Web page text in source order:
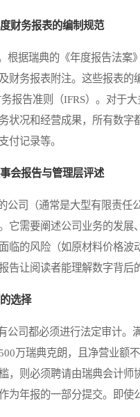
财务报表的编制规范
据瑞典的《年度报告法案
财务报表附注。这些报表
报告准则（IFRS）。对于
状况和经营成果，所有数
付记录等。
会报告与管理层评述
司（通常是大型有限责任
它需要阐述公司业务的发展
临的风险（如原材料价格
告让阅读者能理解数字背后
选择
司都必须进行法定审计。
万瑞典克朗，且净营业额
，则必须聘请由瑞典会计
为年报的一部分提交。即